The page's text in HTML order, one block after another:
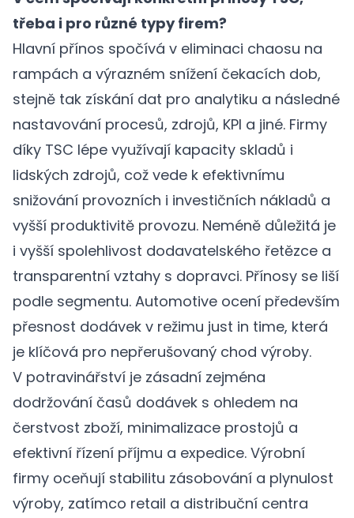
třeba i pro různé typy firem?
Hlavní přínos spočívá v eliminaci chaosu na
rampách a výrazném snížení čekacích dob,
stejně tak získání dat pro analytiku a následné
nastavování procesů, zdrojů, KPI a jiné. Firmy
díky TSC lépe využívají kapacity skladů i
lidských zdrojů, což vede k efektivnímu
snižování provozních i investičních nákladů a
vyšší produktivitě provozu. Neméně důležitá je
i vyšší spolehlivost dodavatelského řetězce a
transparentní vztahy s dopravci. Přínosy se liší
podle segmentu. Automotive ocení především
přesnost dodávek v režimu just in time, která
je klíčová pro nepřerušovaný chod výroby.
V potravinářství je zásadní zejména
dodržování časů dodávek s ohledem na
čerstvost zboží, minimalizace prostojů a
efektivní řízení příjmu a expedice. Výrobní
firmy oceňují stabilitu zásobování a plynulost
výroby, zatímco retail a distribuční centra